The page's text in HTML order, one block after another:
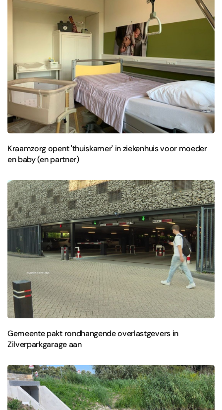
Kraamzorg opent 'thuiskamer' in ziekenhuis voor moeder
en baby (en partner)
Gemeente pakt rondhangende overlastgevers in
Zilverparkgarage aan